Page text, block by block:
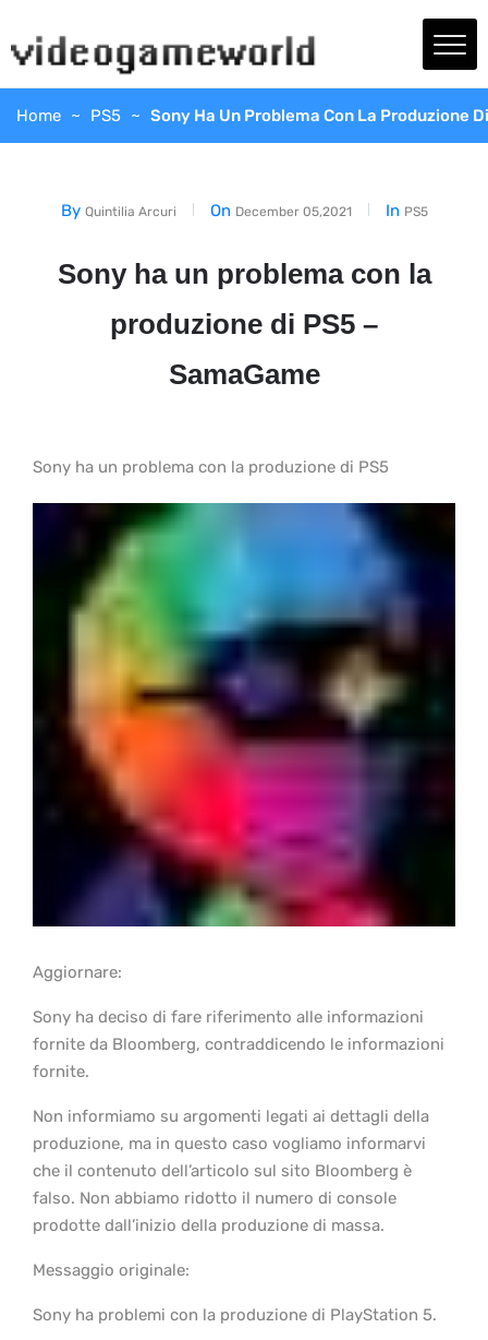
Home PS5 Sony Ha Un Problema Con La Produzione
By Quintilia Arcuri On December 05,2021 In PS5
Sony ha un problema con la
produzione di PS5 –
SamaGame
Sony ha un problema con la produzione di PS5
Aggiornare:
Sony ha deciso di fare riferimento alle informazioni
fornite da Bloomberg, contraddicendo le informazioni
fornite.
Non informiamo su argomenti legati ai dettagli della
produzione, ma in questo caso vogliamo informarvi
che il contenuto dell’articolo sul sito Bloomberg è
falso. Non abbiamo ridotto il numero di console
prodotte dall’inizio della produzione di massa.
Messaggio originale:
Sony ha problemi con la produzione di PlayStation 5.